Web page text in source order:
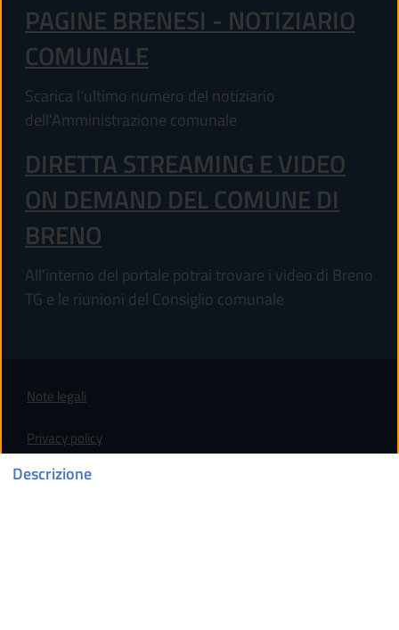
Descrizione
PAGINE BRENESI - NOTIZIARIO
COMUNALE
Scarica l'ultimo numero del notiziario
dell'Amministrazione comunale
DIRETTA STREAMING E VIDEO
ON DEMAND DEL COMUNE DI
BRENO
All'interno del portale potrai trovare i video di Breno
TG e le riunioni del Consiglio comunale
Note legali
Privacy policy
Dichiarazione di accessibilità